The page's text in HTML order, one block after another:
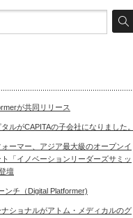
が共同リリース
ルがCAPITAの子会社になりました。
ーマー、アジア最大級のオープンイ
「イノベーションリーダーズサミッ
壇
ンチ（Digital Platformer)
ナショナルがアトム・メディカルのグ